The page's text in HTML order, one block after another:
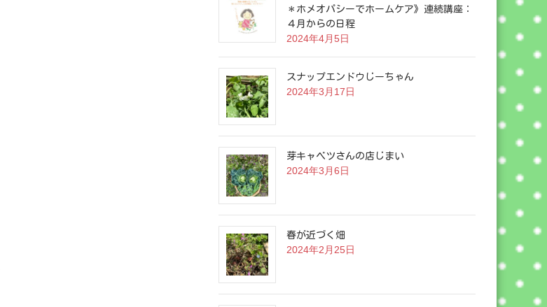
＊ホメオパシーでホームケア》連続講座：
４月からの日程
2024年4月5日
スナップエンドウじーちゃん
2024年3月17日
芽キャベツさんの店じまい
2024年3月6日
春が近づく畑
2024年2月25日